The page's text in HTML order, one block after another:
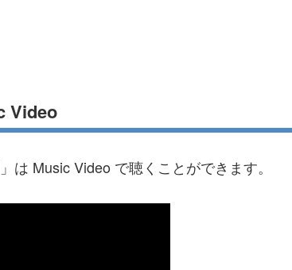
Video
Music Video で聴くことができます。